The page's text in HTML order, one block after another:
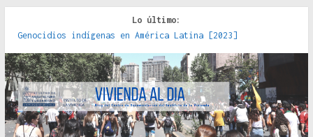
Lo último:
Genocidios indígenas en América Latina [2023]
Estudios sobre la espacialización de los Estados :
políticas, prácticas y representaciones [2022]
Donde el pedernal choca con el acero : hacia una teoría
crítica de las fronteras latinoamericanas [2020]
Criterios técnicos para una vivienda adecuada [2019]
Red de consultorios de la Caja del Seguro Obrero en